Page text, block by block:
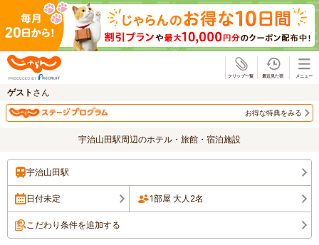
ゲスト さん
お得な特典をみる
宇治山田駅周辺のホテル・旅館・宿泊施設
宇治山田駅
日付未定 1部屋 大人2名
こだわり条件を追加する